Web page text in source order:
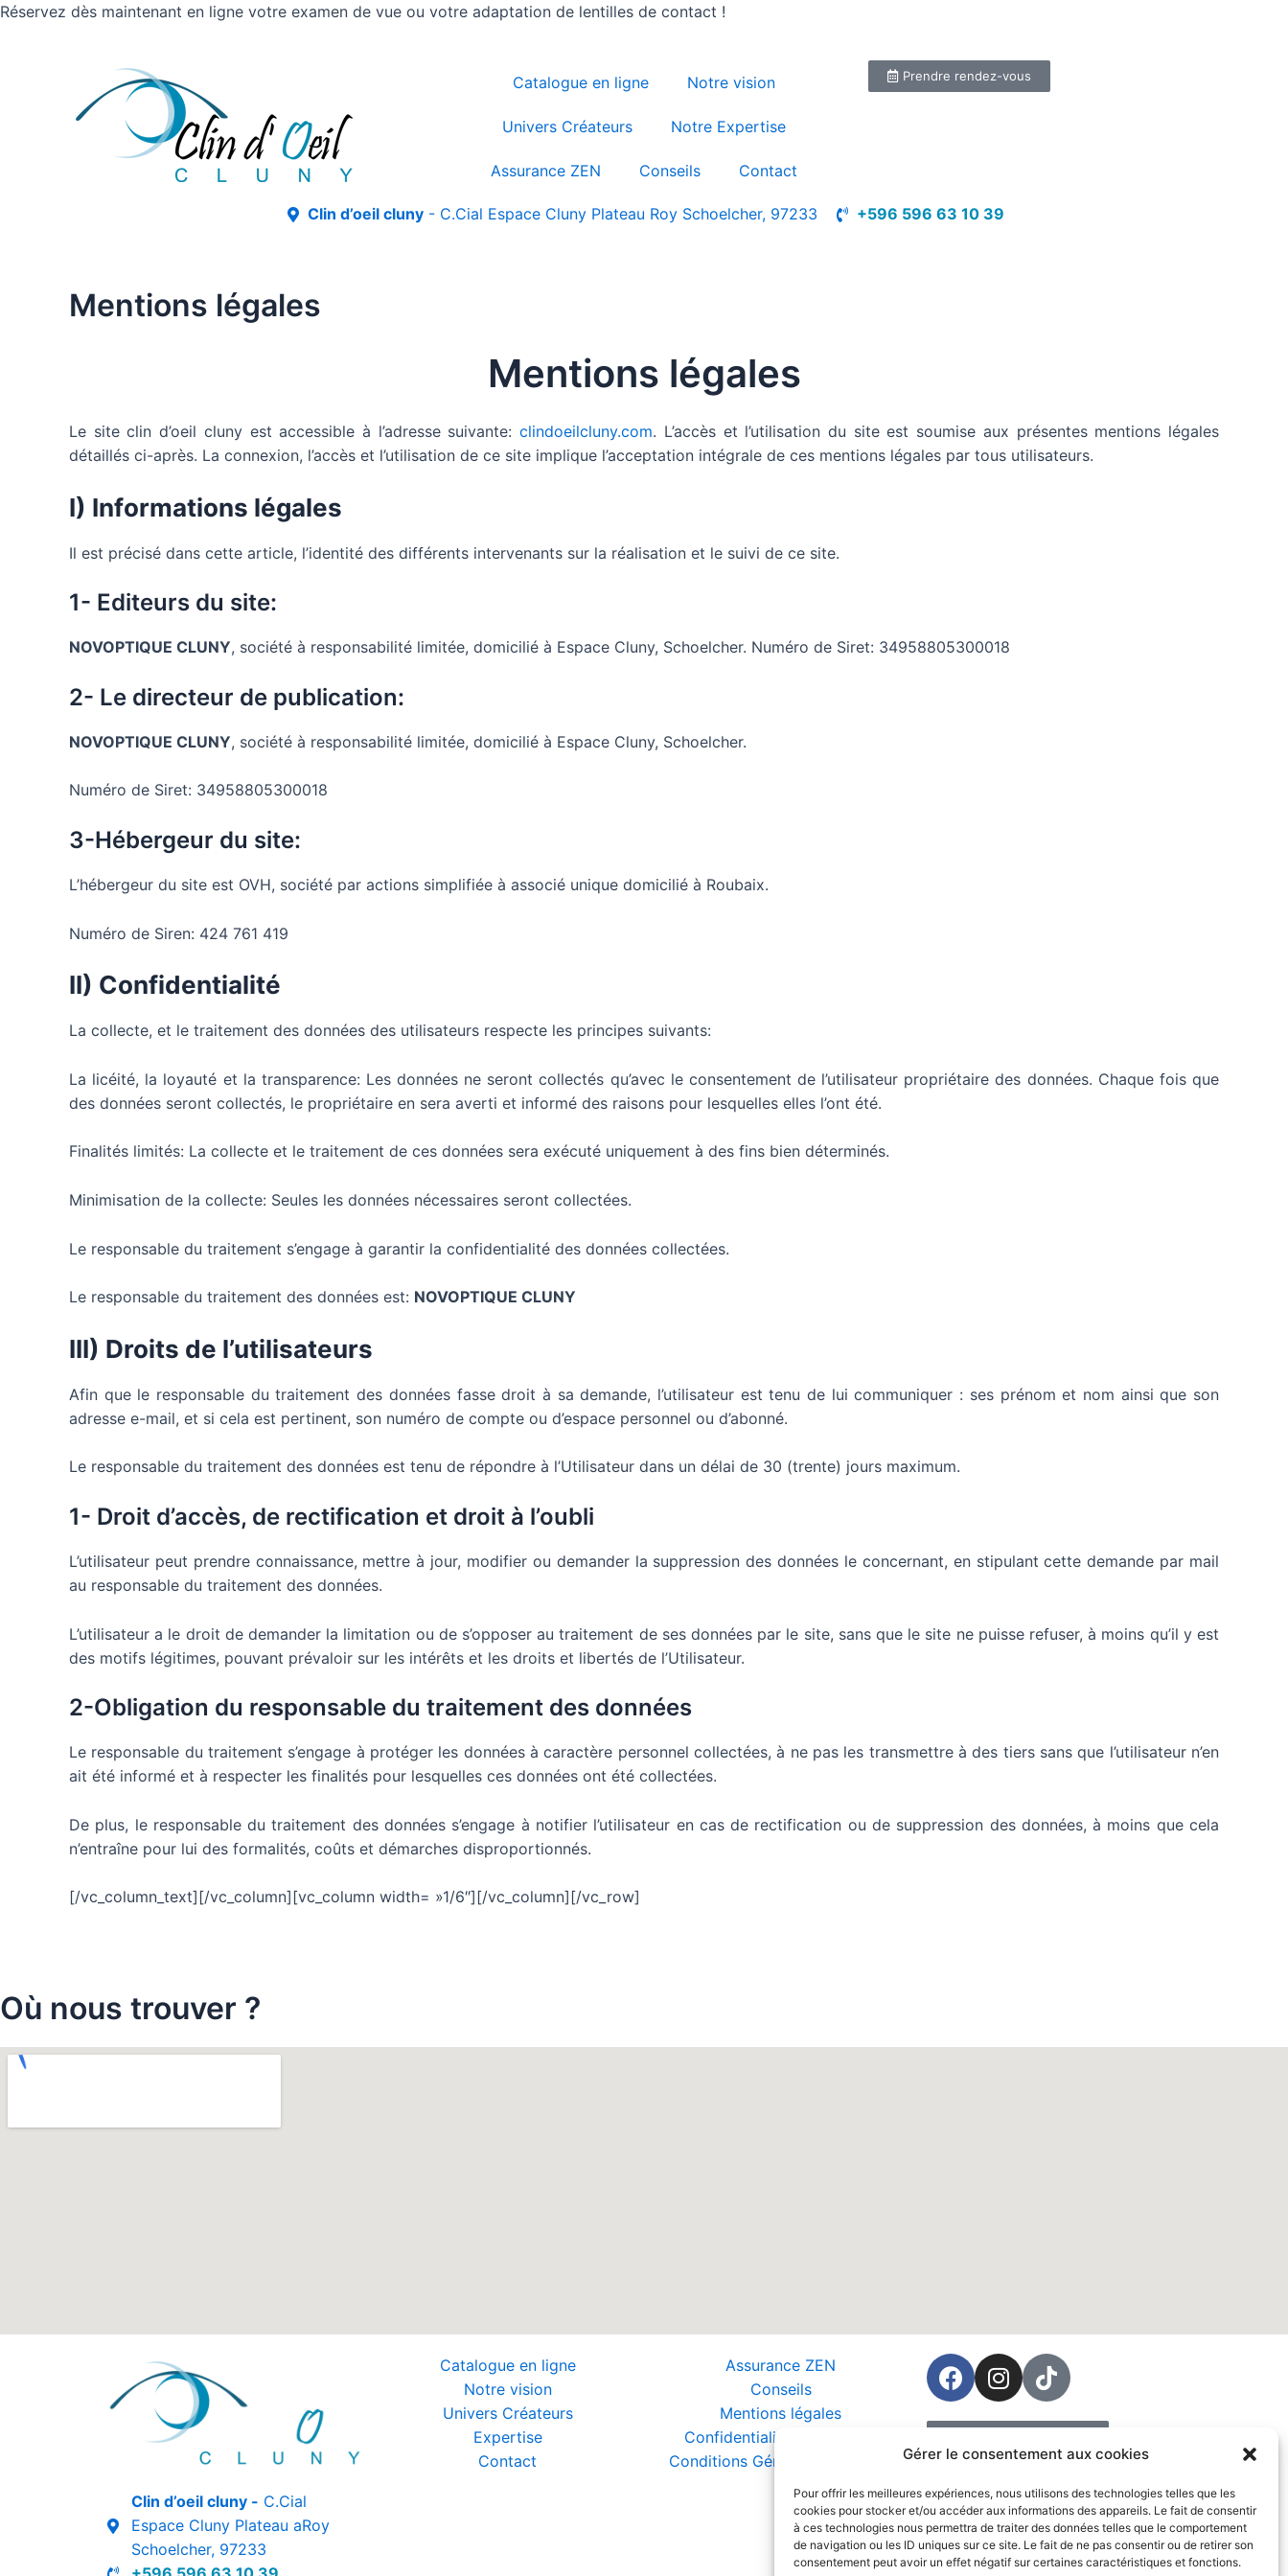
Gérer le consentement aux cookies
Pour offrir les meilleures expériences, nous utilisons des technologies telles que les
cookies pour stocker et/ou accéder aux informations des appareils. Le fait de consentir
à ces technologies nous permettra de traiter des données telles que le comportement
de navigation ou les ID uniques sur ce site. Le fait de ne pas consentir ou de retirer son
consentement peut avoir un effet négatif sur certaines caractéristiques et fonctions.
Réservez dès maintenant en ligne votre examen de vue ou votre adaptation de lentilles de contact !
Catalogue en ligne Notre vision
Univers Créateurs Notre Expertise
Assurance ZEN Conseils Contact
Prendre rendez-vous
Clin d’oeil cluny - C.Cial Espace Cluny Plateau Roy Schoelcher, 97233 +596 596 63 10 39
Mentions légales
Mentions légales
Le site clin d’oeil cluny est accessible à l’adresse suivante:clindoeilcluny.com. L’accès et l’utilisation du site est soumise aux présentes mentions légales
détaillés ci-après. La connexion, l’accès et l’utilisation de ce site implique l’acceptation intégrale de ces mentions légales par tous utilisateurs.
I) Informations légales
Il est précisé dans cette article, l’identité des différents intervenants sur la réalisation et le suivi de ce site.
1- Editeurs du site:
NOVOPTIQUE CLUNY, société à responsabilité limitée, domicilié à Espace Cluny, Schoelcher. Numéro de Siret: 34958805300018
2- Le directeur de publication:
NOVOPTIQUE CLUNY, société à responsabilité limitée, domicilié à Espace Cluny, Schoelcher.
Numéro de Siret: 34958805300018
3-Hébergeur du site:
L’hébergeur du site est OVH, société par actions simplifiée à associé unique domicilié à Roubaix.
Numéro de Siren: 424 761 419
II) Confidentialité
La collecte, et le traitement des données des utilisateurs respecte les principes suivants:
La licéité, la loyauté et la transparence: Les données ne seront collectés qu’avec le consentement de l’utilisateur propriétaire des données. Chaque fois que
des données seront collectés, le propriétaire en sera averti et informé des raisons pour lesquelles elles l’ont été.
Finalités limités: La collecte et le traitement de ces données sera exécuté uniquement à des fins bien déterminés.
Minimisation de la collecte: Seules les données nécessaires seront collectées.
Le responsable du traitement s’engage à garantir la confidentialité des données collectées.
Le responsable du traitement des données est: NOVOPTIQUE CLUNY
III) Droits de l’utilisateurs
Afin que le responsable du traitement des données fasse droit à sa demande, l’utilisateur est tenu de lui communiquer : ses prénom et nom ainsi que son
adresse e-mail, et si cela est pertinent, son numéro de compte ou d’espace personnel ou d’abonné.
Le responsable du traitement des données est tenu de répondre à l’Utilisateur dans un délai de 30 (trente) jours maximum.
1- Droit d’accès, de rectification et droit à l’oubli
L’utilisateur peut prendre connaissance, mettre à jour, modifier ou demander la suppression des données le concernant, en stipulant cette demande par mail
au responsable du traitement des données.
L’utilisateur a le droit de demander la limitation ou de s’opposer au traitement de ses données par le site, sans que le site ne puisse refuser, à moins qu’il y est
des motifs légitimes, pouvant prévaloir sur les intérêts et les droits et libertés de l’Utilisateur.
2-Obligation du responsable du traitement des données
Le responsable du traitement s’engage à protéger les données à caractère personnel collectées, à ne pas les transmettre à des tiers sans que l’utilisateur n’en
ait été informé et à respecter les finalités pour lesquelles ces données ont été collectées.
De plus, le responsable du traitement des données s’engage à notifier l’utilisateur en cas de rectification ou de suppression des données, à moins que cela
n’entraîne pour lui des formalités, coûts et démarches disproportionnés.
[/vc_column_text][/vc_column][vc_column width= »1/6″][/vc_column][/vc_row]
Où nous trouver ?
Clin d’oeil cluny - C.Cial
Espace Cluny Plateau aRoy
Schoelcher, 97233
Catalogue en ligne
Notre vision
Univers Créateurs
Expertise
Contact
Assurance ZEN
Conseils
Mentions légales
Confidentialité et Données
Conditions Générales de Vente